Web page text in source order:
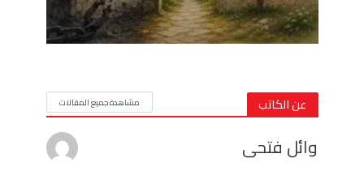
عن الكاتب مشاهدة جميع المقالات
وائل فتحى